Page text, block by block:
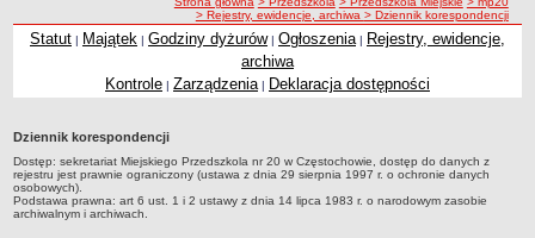
Zespoły Szkół
Techniczne Zakłady Naukowe
PRZEDSZKOLA
ARCHIWUM SZKÓŁ I PLACÓWEK
Zlikwidowane gimnazja
Przekształcone szkoły i placówki
> Rejestry, ewidencje, archiwa > Dziennik korespondencji
Statut | Majątek | Godziny dyżurów| Ogłoszenia | Rejestry, ewidencje,
archiwa
Kontrole | Zarządzenia | Deklaracja dostępności
Dziennik korespondencji
Dostęp: sekretariat Miejskiego Przedszkola nr 20 w Częstochowie, dostęp do danych z
rejestru jest prawnie ograniczony (ustawa z dnia 29 sierpnia 1997 r. o ochronie danych
osobowych).
Podstawa prawna: art 6 ust. 1 i 2 ustawy z dnia 14 lipca 1983 r. o narodowym zasobie
archiwalnym i archiwach.